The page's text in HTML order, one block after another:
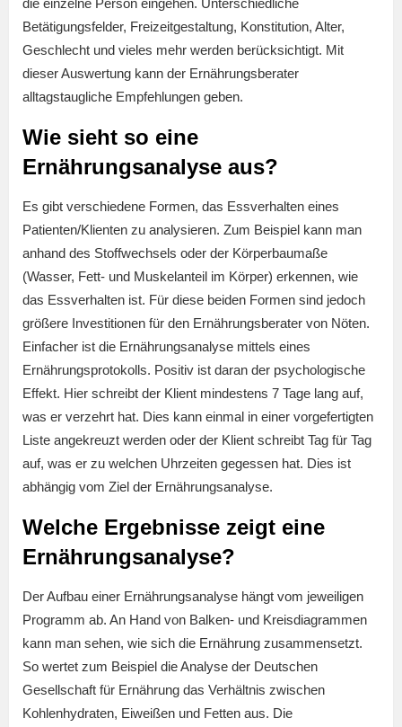
die einzelne Person eingehen. Unterschiedliche
Betätigungsfelder, Freizeitgestaltung, Konstitution, Alter,
Geschlecht und vieles mehr werden berücksichtigt. Mit
dieser Auswertung kann der Ernährungsberater
alltagstaugliche Empfehlungen geben.
Wie sieht so eine
Ernährungsanalyse aus?
Es gibt verschiedene Formen, das Essverhalten eines
Patienten/Klienten zu analysieren. Zum Beispiel kann man
anhand des Stoffwechsels oder der Körperbaumaße
(Wasser, Fett- und Muskelanteil im Körper) erkennen, wie
das Essverhalten ist. Für diese beiden Formen sind jedoch
größere Investitionen für den Ernährungsberater von Nöten.
Einfacher ist die Ernährungsanalyse mittels eines
Ernährungsprotokolls. Positiv ist daran der psychologische
Effekt. Hier schreibt der Klient mindestens 7 Tage lang auf,
was er verzehrt hat. Dies kann einmal in einer vorgefertigten
Liste angekreuzt werden oder der Klient schreibt Tag für Tag
auf, was er zu welchen Uhrzeiten gegessen hat. Dies ist
abhängig vom Ziel der Ernährungsanalyse.
Welche Ergebnisse zeigt eine
Ernährungsanalyse?
Der Aufbau einer Ernährungsanalyse hängt vom jeweiligen
Programm ab. An Hand von Balken- und Kreisdiagrammen
kann man sehen, wie sich die Ernährung zusammensetzt.
So wertet zum Beispiel die Analyse der Deutschen
Gesellschaft für Ernährung das Verhältnis zwischen
Kohlenhydraten, Eiweißen und Fetten aus. Die